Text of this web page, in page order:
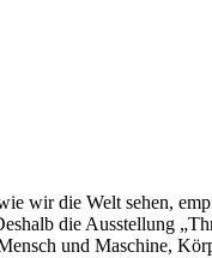
wir die Welt sehen,
die Ausstellung
und Maschine,